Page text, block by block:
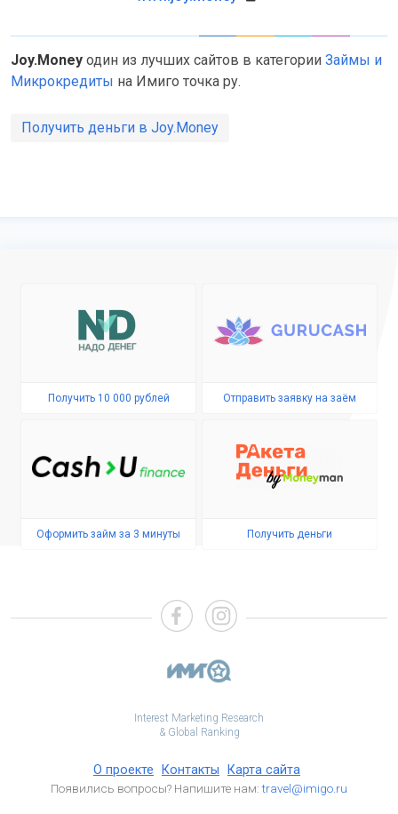
Joy.Money один из лучших сайтов в категории Займы и
Микрокредиты на Имиго точка ру.
Получить деньги в Joy.Money
Получить 10 000 рублей Отправить заявку на заём
Оформить займ за 3 минуты Получить деньги
Interest Marketing Research
& Global Ranking
О проекте Контакты Карта сайта
Появились вопросы? Напишите нам:travel@imigo.ru